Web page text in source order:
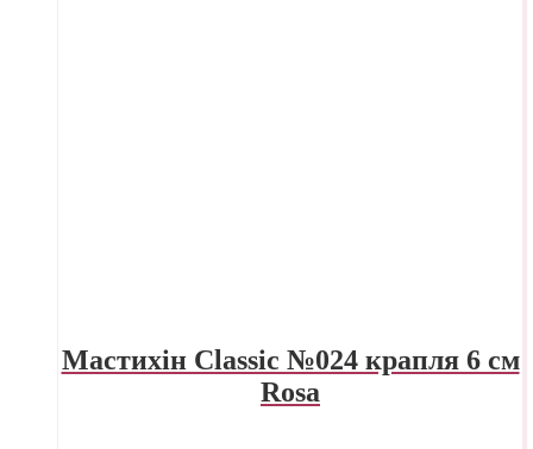
Мастихін Classic №024 крапля 6 см
Rosa